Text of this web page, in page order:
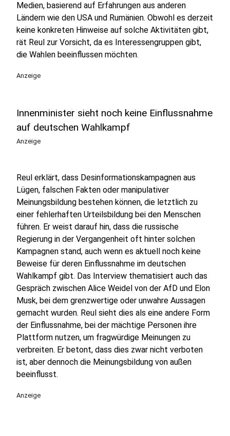
Medien, basierend auf Erfahrungen aus anderen
Ländern wie den USA und Rumänien. Obwohl es derzeit
keine konkreten Hinweise auf solche Aktivitäten gibt,
rät Reul zur Vorsicht, da es Interessengruppen gibt,
die Wahlen beeinflussen möchten.
Anzeige
Innenminister sieht noch keine Einflussnahme
auf deutschen Wahlkampf
Anzeige
Reul erklärt, dass Desinformationskampagnen aus
Lügen, falschen Fakten oder manipulativer
Meinungsbildung bestehen können, die letztlich zu
einer fehlerhaften Urteilsbildung bei den Menschen
führen. Er weist darauf hin, dass die russische
Regierung in der Vergangenheit oft hinter solchen
Kampagnen stand, auch wenn es aktuell noch keine
Beweise für deren Einflussnahme im deutschen
Wahlkampf gibt. Das Interview thematisiert auch das
Gespräch zwischen Alice Weidel von der AfD und Elon
Musk, bei dem grenzwertige oder unwahre Aussagen
gemacht wurden. Reul sieht dies als eine andere Form
der Einflussnahme, bei der mächtige Personen ihre
Plattform nutzen, um fragwürdige Meinungen zu
verbreiten. Er betont, dass dies zwar nicht verboten
ist, aber dennoch die Meinungsbildung von außen
beeinflusst.
Anzeige